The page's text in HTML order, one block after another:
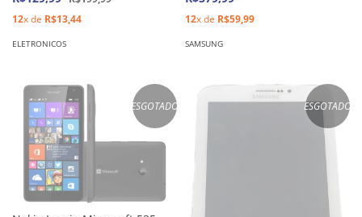
12x de R$13,44
ELETRONICOS
12x de R$59,99
SAMSUNG
ESGOTADO ESGOTADO